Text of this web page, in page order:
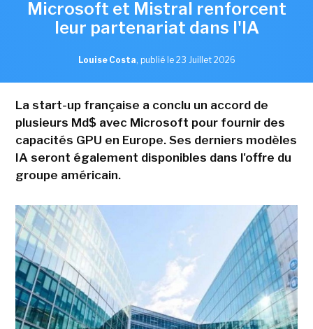
Microsoft et Mistral renforcent
leur partenariat dans l'IA
Louise Costa, publié le 23 Juillet 2026
La start-up française a conclu un accord de
plusieurs Md$ avec Microsoft pour fournir des
capacités GPU en Europe. Ses derniers modèles
IA seront également disponibles dans l'offre du
groupe américain.